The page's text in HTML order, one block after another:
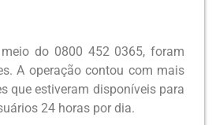
do 0800 452 0365, foram
A operação contou com mais
que estiveram disponíveis para
24 horas por dia.